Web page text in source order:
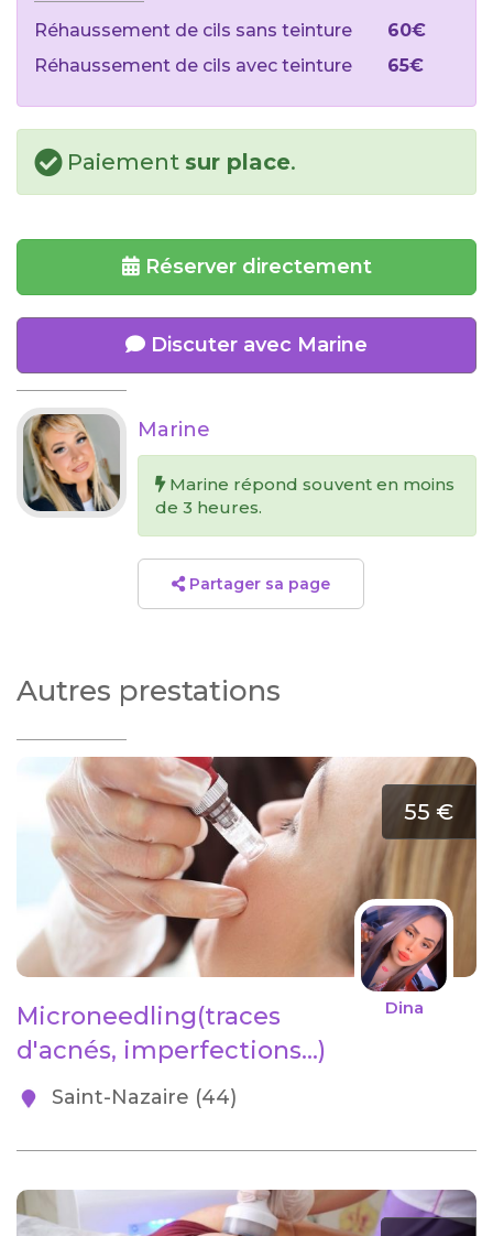
Réhaussement de cils sans teinture
60€
Réhaussement de cils avec teinture
65€
Paiement sur place.
Réserver directement
Discuter avec Marine
Marine
Marine répond souvent en moins
de 3 heures.
Partager sa page
Autres prestations
55 €
Dina
Microneedling(traces
d'acnés, imperfections...)
Saint-Nazaire (44)